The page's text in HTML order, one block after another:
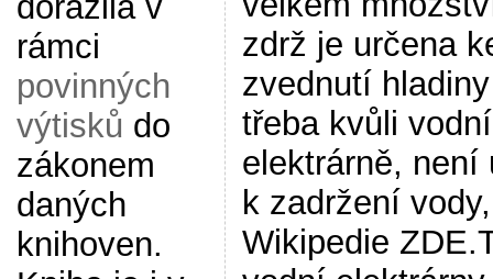
rámci
povinných
výtisků do
zákonem
daných
knihoven.
zdrž je určena
zvednutí
třeba kvůli vodní
elektrárně, není
k zadržení
Wikipedie